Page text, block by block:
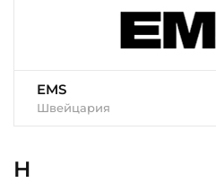
EMS
Швейцария
H